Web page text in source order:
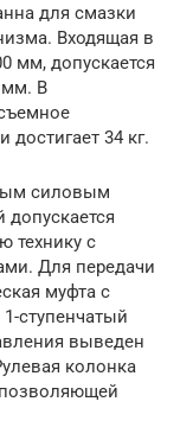
для смазки
Входящая в
мм, допускается
мм. В
достигает 34 кг.
силовым
технику с
Для передачи
муфта с
ступенчатый
выведен
колонка
позволяющей